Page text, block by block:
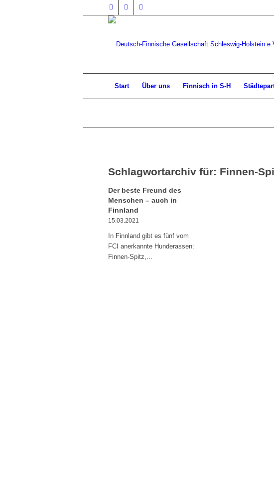
Start Über uns Finnisch in S-H
Schlagwortarchiv für: Finnen-
Der beste Freund des
Menschen – auch in
Finnland
15.03.2021
In Finnland gibt es fünf vom
FCI anerkannte Hunderassen:
Finnen-Spitz,…